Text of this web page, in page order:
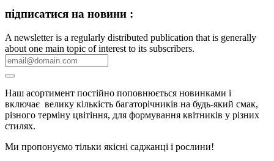
підписатися на новини :
A newsletter is a regularly distributed publication that is generally
about one main topic of interest to its subscribers.
Наш асортимент постійно поповнюється новинками і
включає велику кількість багаторічників на будь-який смак,
різного терміну цвітіння, для формування квітників у різних
стилях.
Ми пропонуємо тільки якісні саджанці і рослини!